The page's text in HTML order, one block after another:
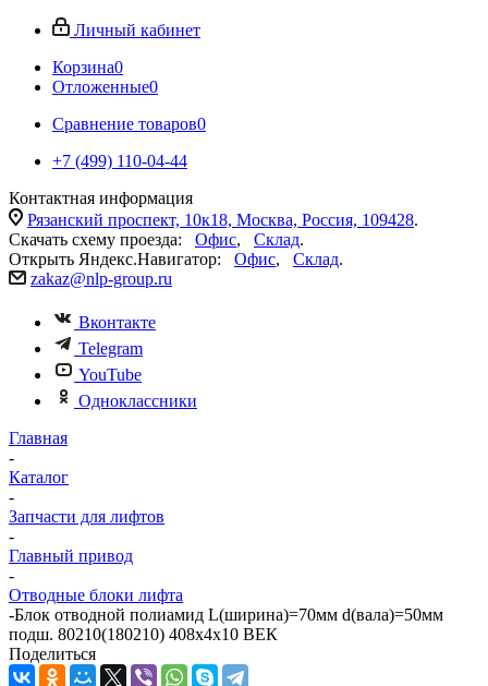
Личный кабинет
Корзина0
Отложенные0
Сравнение товаров0
+7 (499) 110-04-44
Контактная информация
Рязанский проспект, 10к18, Москва, Россия, 109428.
Скачать схему проезда: Офис, Склад.
Открыть Яндекс.Навигатор: Офис, Склад.
zakaz@nlp-group.ru
Вконтакте
Telegram
YouTube
Одноклассники
Главная
-
Каталог
-
Запчасти для лифтов
-
Главный привод
-
Отводные блоки лифта
-Блок отводной полиамид L(ширина)=70мм d(вала)=50мм
подш. 80210(180210) 408х4х10 ВЕК
Поделиться